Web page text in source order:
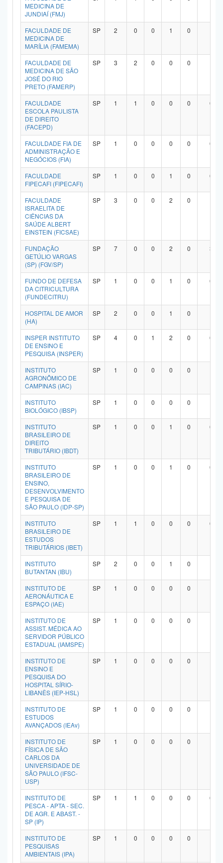
MEDICINA DE
JUNDIAÍ (FMJ)
FACULDADE DE
MEDICINA DE
MARÍLIA (FAMEMA)
SP 2 0 0 1 0
FACULDADE DE
MEDICINA DE SÃO
JOSÉ DO RIO
PRETO (FAMERP)
SP 3 2 0 0 0
FACULDADE
ESCOLA PAULISTA
DE DIREITO
(FACEPD)
SP 1 1 0 0 0 0
FACULDADE FIA DE
ADMINISTRAÇÃO E
NEGÓCIOS (FIA)
SP 1 0 0 0 0 0
FACULDADE
FIPECAFI (FIPECAFI)
SP 1 0 0 1 0 0
FACULDADE
ISRAELITA DE
CIÊNCIAS DA
SAÚDE ALBERT
EINSTEIN (FICSAE)
SP 3 0 0 2 0
FUNDAÇÃO
GETÚLIO VARGAS
(SP) (FGV/SP)
SP 7 0 0 2 0 3
FUNDO DE DEFESA
DA CITRICULTURA
(FUNDECITRU)
SP 1 0 0 1 0 0
HOSPITAL DE AMOR
(HA)
SP 2 0 0 1 0
INSPER INSTITUTO
DE ENSINO E
PESQUISA (INSPER)
SP 4 0 1 2 0 0
INSTITUTO
AGRONÔMICO DE
CAMPINAS (IAC)
SP 1 0 0 0 0
INSTITUTO
BIOLÓGICO (IBSP)
SP 1 0 0 0 0
INSTITUTO
BRASILEIRO DE
DIREITO
TRIBUTÁRIO (IBDT)
SP 1 0 0 1 0 0
INSTITUTO
BRASILEIRO DE
ENSINO,
DESENVOLVIMENTO
E PESQUISA DE
SÃO PAULO (IDP-SP)
SP 1 0 0 1 0 0
INSTITUTO
BRASILEIRO DE
ESTUDOS
TRIBUTÁRIOS (IBET)
SP 1 1 0 0 0 0
INSTITUTO
BUTANTAN (IBU)
SP 2 0 0 1 0
INSTITUTO DE
AERONÁUTICA E
ESPAÇO (IAE)
SP 1 0 0 0 0
INSTITUTO DE
ASSIST. MÉDICA AO
SERVIDOR PÚBLICO
ESTADUAL (IAMSPE)
SP 1 0 0 0 0
INSTITUTO DE
ENSINO E
PESQUISA DO
HOSPITAL SÍRIO-
LIBANÊS (IEP-HSL)
SP 1 0 0 0 0
INSTITUTO DE
ESTUDOS
AVANÇADOS (IEAv)
SP 1 0 0 0 0
INSTITUTO DE
FÍSICA DE SÃO
CARLOS DA
UNIVERSIDADE DE
SÃO PAULO (IFSC-
USP)
SP 1 0 0 0 0
INSTITUTO DE
PESCA - APTA - SEC.
DE AGR. E ABAST. -
SP (IP)
SP 1 1 0 0 0 0
INSTITUTO DE
PESQUISAS
AMBIENTAIS (IPA)
SP 1 0 0 0 0